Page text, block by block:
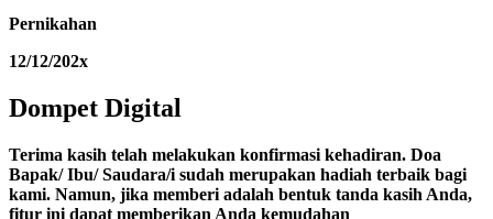
Pernikahan
12/12/202x
Dompet Digital
Terima kasih telah melakukan konfirmasi kehadiran. Doa
Bapak/ Ibu/ Saudara/i sudah merupakan hadiah terbaik bagi
kami. Namun, jika memberi adalah bentuk tanda kasih Anda,
fitur ini dapat memberikan Anda kemudahan